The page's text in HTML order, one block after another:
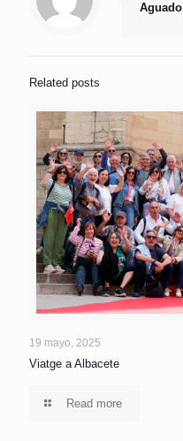
Aguado
Related posts
19 mayo, 2025
Viatge a Albacete
Read more